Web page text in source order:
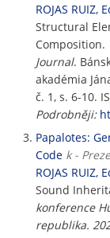
ROJAS RUIZ,
Structural
Composition.
Journal.
akadémia
č. 1, s. 6-10.
Podrobněji:
Papalotes:
Code k -
ROJAS RUIZ,
Sound
konference
republika.